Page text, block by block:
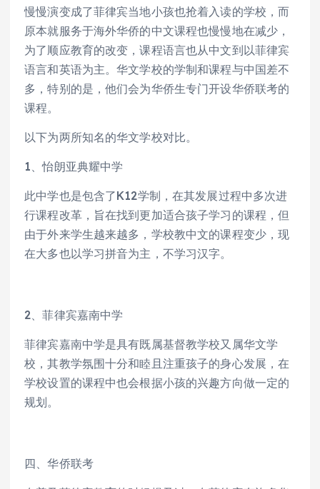
慢慢演变成了菲律宾当地小孩也抢着入读的学校，而
原本就服务于海外华侨的中文课程也慢慢地在减少，
为了顺应教育的改变，课程语言也从中文到以菲律宾
语言和英语为主。华文学校的学制和课程与中国差不
多，特别的是，他们会为华侨生专门开设华侨联考的
课程。
以下为两所知名的华文学校对比。
1、怡朗亚典耀中学
此中学也是包含了K12学制，在其发展过程中多次进
行课程改革，旨在找到更加适合孩子学习的课程，但
由于外来学生越来越多，学校教中文的课程变少，现
在大多也以学习拼音为主，不学习汉字。
2、菲律宾嘉南中学
菲律宾嘉南中学是具有既属基督教学校又属华文学
校，其教学氛围十分和睦且注重孩子的身心发展，在
学校设置的课程中也会根据小孩的兴趣方向做一定的
规划。
四、华侨联考